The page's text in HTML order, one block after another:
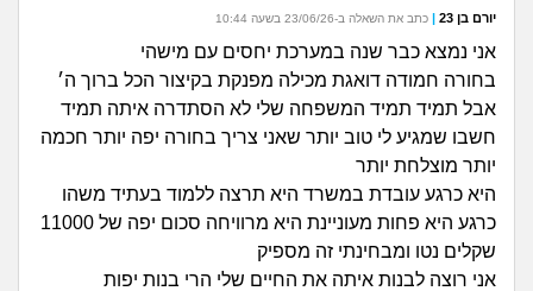
עצות חדשות
מה קורה כאן?
מתחם הטיפים
מדורים
יורם בן 23 | כתב את השאלה ב-23/06/26 בשעה 10:44
אני נמצא כבר שנה במערכת יחסים עם מישהי
בחורה חמודה דואגת מכילה מפנקת בקיצור הכל ברוך ה׳
אבל תמיד תמיד המשפחה שלי לא הסתדרה איתה תמיד
חשבו שמגיע לי טוב יותר שאני צריך בחורה יפה יותר חכמה
יותר מוצלחת יותר
היא כרגע עובדת במשרד היא תרצה ללמוד בעתיד משהו
כרגע היא פחות מעוניינת היא מרוויחה סכום יפה של 11000
שקלים נטו ומבחינתי זה מספיק
אני רוצה לבנות איתה את החיים שלי הרי בנות יפות